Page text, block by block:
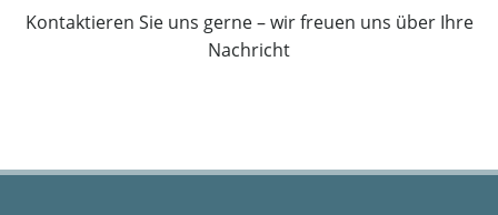
Kontaktieren Sie uns gerne – wir freuen uns über Ihre
Nachricht